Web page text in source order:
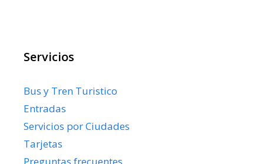
Servicios
Bus y Tren Turistico
Entradas
Servicios por Ciudades
Tarjetas
Preguntas frecuentes